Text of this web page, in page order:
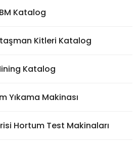
Katalog
Kitleri Katalog
Katalog
Yıkama Makinası
Hortum Test Makinaları